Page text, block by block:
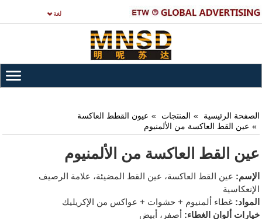
لغة
الصفحة الرئيسية المنتجات
عيون القطط العاكسة
عين القط العاكسة من الألمنيوم
عين القط العاكسة من الألمنيوم
الإسم: عين القط العاكسة، عين القط المضيئة، علامة الرصيف
الإنعكاسية
المواد: غطاء ألمنيوم + حشوات + عواكس من الإكريليك
خيارات ألوان الغطاء: أصفر، أبيض